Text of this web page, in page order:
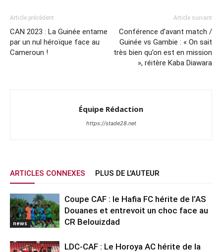
Article précédent
CAN 2023 : La Guinée entame
par un nul héroïque face au
Cameroun !
Article suivant
Conférence d’avant match /
Guinée vs Gambie : « On sait
très bien qu’on est en mission
», réitère Kaba Diawara
Équipe Rédaction
https://stade28.net
ARTICLES CONNEXES PLUS DE L'AUTEUR
news
Coupe CAF : le Hafia FC hérite de l’AS
Douanes et entrevoit un choc face au
CR Belouizdad
LDC-CAF : Le Horoya AC hérite de la